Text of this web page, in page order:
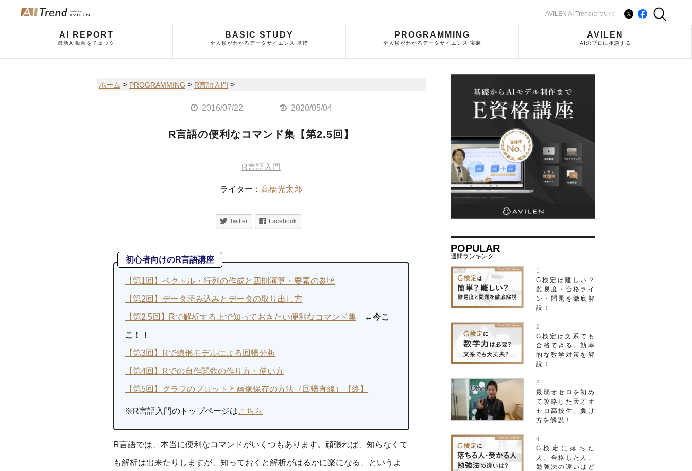
AVILEN AI Trendについて
AI REPORT
最新AI動向をチェック
BASIC STUDY
全人類がわかるデータサイエンス 基礎
PROGRAMMING
全人類がわかるデータサイエンス 実装
AVILEN
AIのプロに相談する
ホーム > PROGRAMMING > R言語入門 >
2016/07/22 2020/05/04
R言語の便利なコマンド集【第2.5回】
R言語入門
ライター：高橋光太郎
Twitter Facebook
初心者向けのR言語講座
【第1回】ベクトル・行列の作成と四則演算・要素の参照
【第2回】データ読み込みとデータの取り出し方
【第2.5回】Rで解析する上で知っておきたい便利なコマンド集 ←今こ
こ！！
【第3回】Rで線形モデルによる回帰分析
【第4回】Rでの自作関数の作り方・使い方
【第5回】グラフのプロットと画像保存の方法（回帰直線）【終】
※R言語入門のトップページはこちら
R言語では、本当に便利なコマンドがいくつもあります。頑張れば、知らなくて
も解析は出来たりしますが、知っておくと解析がはるかに楽になる、というよ
POPULAR
G検定は難しい？
難易度・合格ライ
ン・問題を徹底解
説！
G検定は文系でも
合格できる。効率
的な数学対策を解
説！
最弱オセロを初め
て攻略した天才オ
セロ高校生。負け
方を解説！
G検定に落ちた
人、合格した人。
勉強法の違いはど